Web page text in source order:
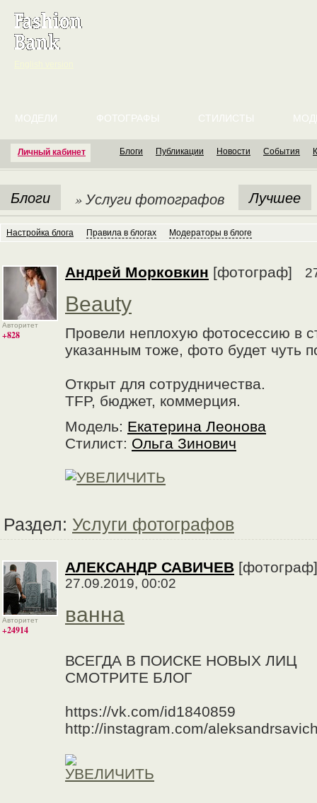
Личный кабинет
МОДЕЛИ ФОТОГРАФЫ СТИЛИСТЫ
Блоги Публикации Новости События
Блоги » Услуги фотографов Лучшее
Настройка блога Правила в блогах Модераторы в блоге
Авторитет
+828
Андрей Морковкин [фотограф]
Beauty
Провели неплохую фотосессию в
указанным тоже, фото будет чуть
Открыт для сотрудничества.
TFP, бюджет, коммерция.
Модель: Екатерина Леонова
Стилист: Ольга Зинович
Раздел: Услуги фотографов
Авторитет
+24914
АЛЕКСАНДР САВИЧЕВ
27.09.2019, 00:02
ванна
ВСЕГДА В ПОИСКЕ НОВЫХ ЛИЦ
СМОТРИТЕ БЛОГ
https://vk.com/id1840859
http://instagram.com/